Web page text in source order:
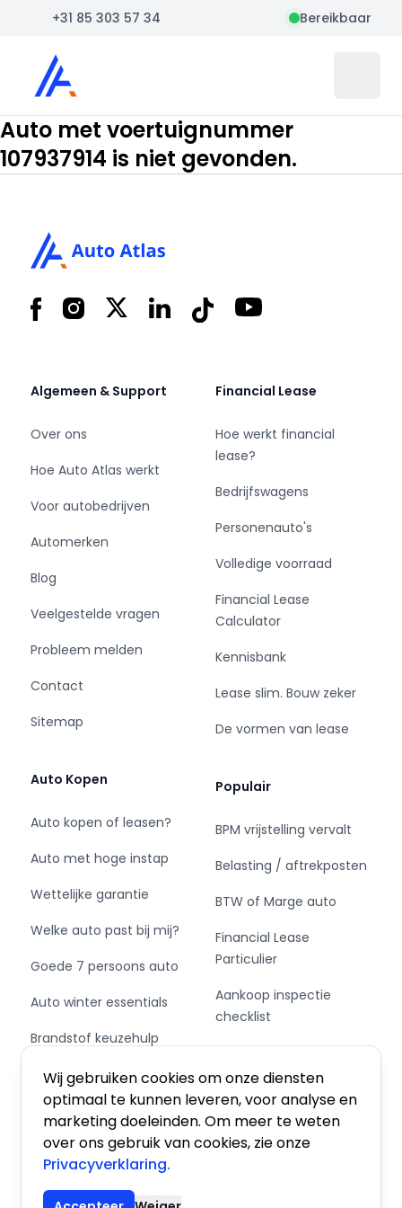
Wij gebruiken cookies om onze diensten
optimaal te kunnen leveren, voor analyse en
marketing doeleinden. Om meer te weten
over ons gebruik van cookies, zie onze
Privacyverklaring.
+31 85 303 57 34 Bereikbaar
Auto Atlas
Auto met voertuignummer
107937914 is niet gevonden.
FacebookInstagram
X LinkedInTiktok YouTube
Algemeen & Support
Over ons
Hoe Auto Atlas werkt
Voor autobedrijven
Automerken
Blog
Veelgestelde vragen
Probleem melden
Contact
Sitemap
Auto Kopen
Auto kopen of leasen?
Auto met hoge instap
Wettelijke garantie
Welke auto past bij mij?
Goede 7 persoons auto
Auto winter essentials
Brandstof keuzehulp
Schakel of automaat?
Financial Lease
Hoe werkt financial
lease?
Bedrijfswagens
Personenauto's
Volledige voorraad
Financial Lease
Calculator
Kennisbank
Lease slim. Bouw zeker
De vormen van lease
Populair
BPM vrijstelling vervalt
Belasting / aftrekposten
BTW of Marge auto
Financial Lease
Particulier
Aankoop inspectie
checklist
Private Leasen,
Financieren of Kopen?